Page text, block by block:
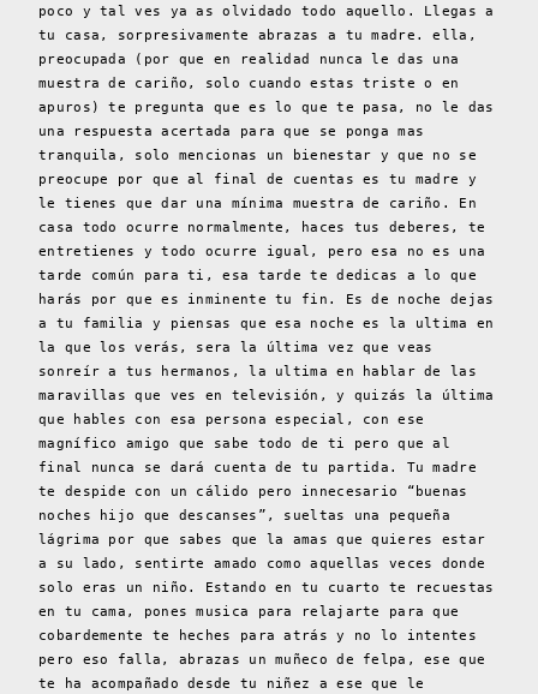
poco y tal ves ya as olvidado todo aquello. Llegas a
tu casa, sorpresivamente abrazas a tu madre. ella,
preocupada (por que en realidad nunca le das una
muestra de cariño, solo cuando estas triste o en
apuros) te pregunta que es lo que te pasa, no le das
una respuesta acertada para que se ponga mas
tranquila, solo mencionas un bienestar y que no se
preocupe por que al final de cuentas es tu madre y
le tienes que dar una mínima muestra de cariño. En
casa todo ocurre normalmente, haces tus deberes, te
entretienes y todo ocurre igual, pero esa no es una
tarde común para ti, esa tarde te dedicas a lo que
harás por que es inminente tu fin. Es de noche dejas
a tu familia y piensas que esa noche es la ultima en
la que los verás, sera la última vez que veas
sonreír a tus hermanos, la ultima en hablar de las
maravillas que ves en televisión, y quizás la última
que hables con esa persona especial, con ese
magnífico amigo que sabe todo de ti pero que al
final nunca se dará cuenta de tu partida. Tu madre
te despide con un cálido pero innecesario “buenas
noches hijo que descanses”, sueltas una pequeña
lágrima por que sabes que la amas que quieres estar
a su lado, sentirte amado como aquellas veces donde
solo eras un niño. Estando en tu cuarto te recuestas
en tu cama, pones musica para relajarte para que
cobardemente te heches para atrás y no lo intentes
pero eso falla, abrazas un muñeco de felpa, ese que
te ha acompañado desde tu niñez a ese que le